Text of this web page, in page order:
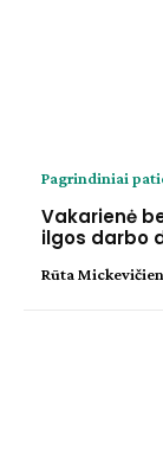
Pagrindiniai
Vakarienė
ilgos darbo
Rūta